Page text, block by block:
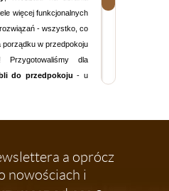
więcej funkcjonalnych
- wszystko, co
porządku w przedpokoju
Przygotowaliśmy dla
do przedpokoju - u
wzornictwa i
meble do stylu i
a oprócz
nowościach i